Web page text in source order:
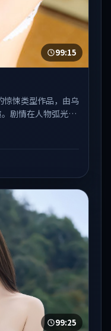
99:15
惊悚类型作品，由乌
剧情在人物弧光与
听质感。可与站内
便于「国产在线观
99:25